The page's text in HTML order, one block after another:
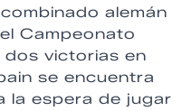
alemán
Campeonato
dos victorias en
se encuentra
la espera de jugar